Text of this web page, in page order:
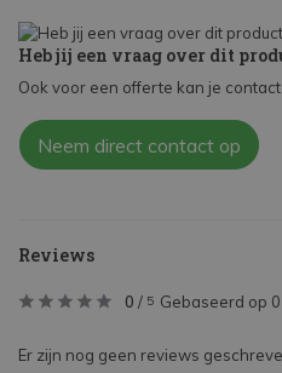
Heb jij een vraag over dit
Ook voor een offerte kan je
Neem direct contact op
Reviews
0 / 5 Gebaseerd op
Er zijn nog geen reviews